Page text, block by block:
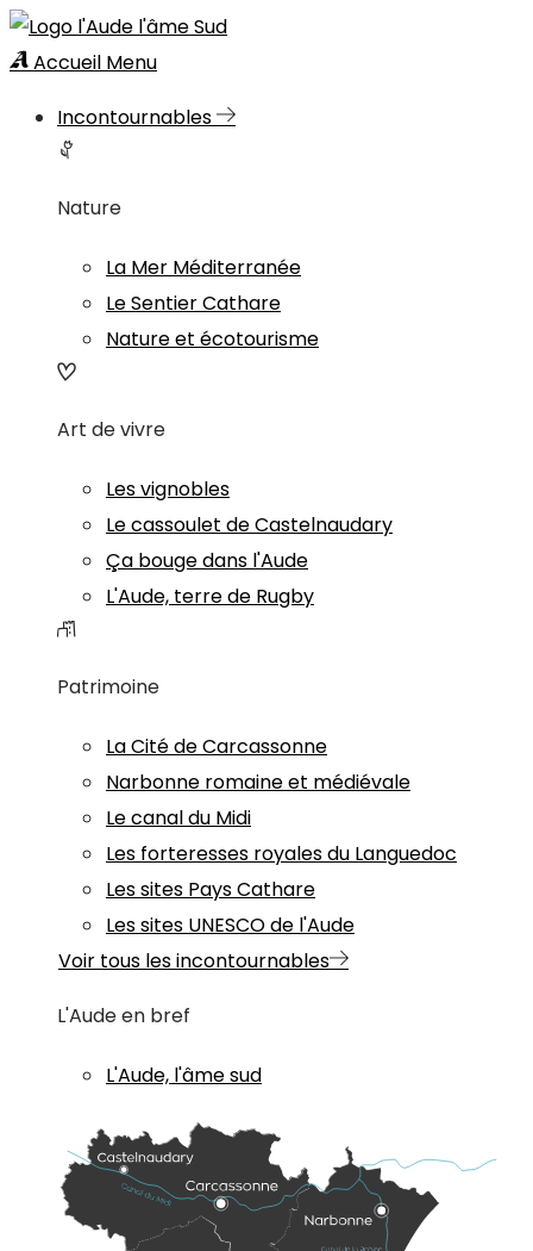
Accueil Menu
Incontournables
Nature
La Mer Méditerranée
Le Sentier Cathare
Nature et écotourisme
Art de vivre
Les vignobles
Le cassoulet de Castelnaudary
Ça bouge dans l'Aude
L'Aude, terre de Rugby
Patrimoine
La Cité de Carcassonne
Narbonne romaine et médiévale
Le canal du Midi
Les forteresses royales du Languedoc
Les sites Pays Cathare
Les sites UNESCO de l'Aude
Voir tous les incontournables
L'Aude en bref
L'Aude, l'âme sud